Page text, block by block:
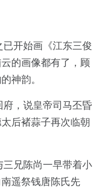
开始画《江东三俊
的画像都有了，顾
神韵。
，说皇帝司马丕昏
后褚蒜子再次临朝
兄陈尚一早带着小
遥祭钱唐陈氏先